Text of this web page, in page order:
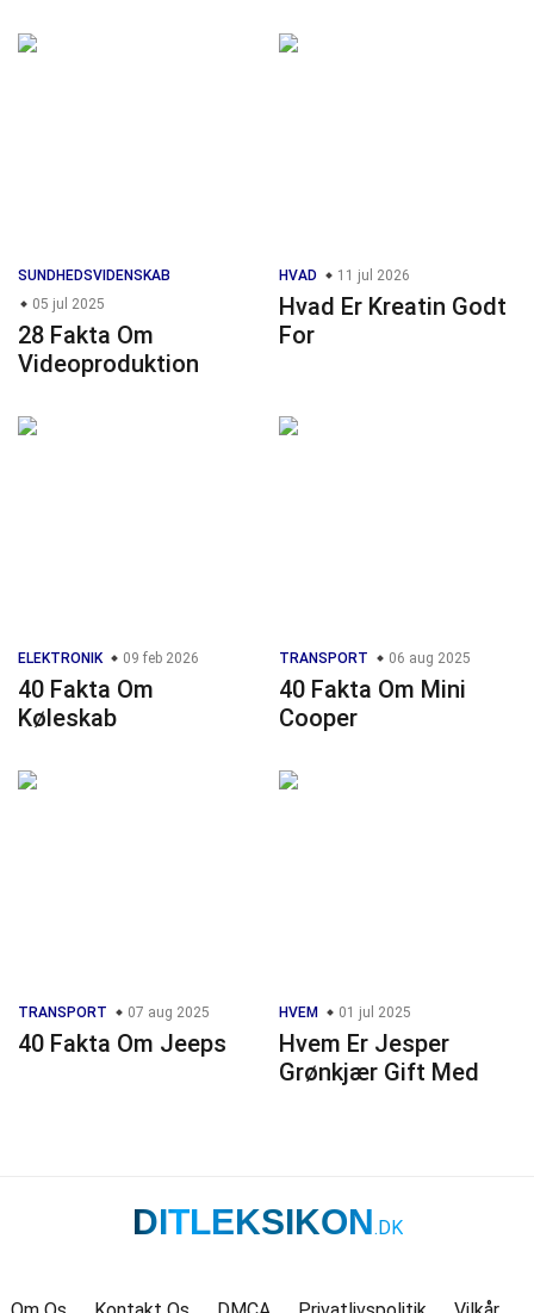
SUNDHEDSVIDENSKAB
05 jul 2025
28 Fakta Om
Videoproduktion
HVAD 11 jul 2026
Hvad Er Kreatin Godt
For
ELEKTRONIK 09 feb 2026
40 Fakta Om
Køleskab
TRANSPORT 06 aug 2025
40 Fakta Om Mini
Cooper
TRANSPORT 07 aug 2025
40 Fakta Om Jeeps
HVEM 01 jul 2025
Hvem Er Jesper
Grønkjær Gift Med
DITLEKSIKON.DK